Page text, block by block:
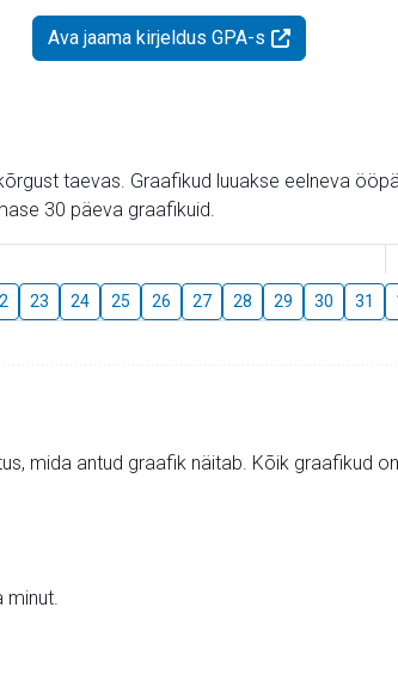
Ava jaama kirjeldus GPA-s
taevas. Graafikud luuakse eelneva
30 päeva graafikuid.
23 24 25 26 27 28 29 30 31
mida antud graafik näitab. Kõik graafikud on